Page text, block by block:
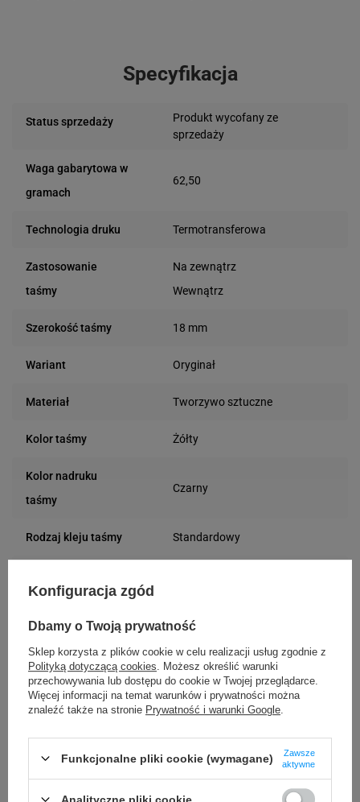
Specyfikacja
Status sprzedaży
Produkt wycofany ze
sprzedaży
Waga gabarytowa w
gramach
62,50
Technologia druku Termotransferowa
Zastosowanie
taśmy
Na zewnątrz
Wewnątrz
Szerokość taśmy 18 mm
Wariant Oryginał
Materiał Tworzywo sztuczne
Kolor taśmy Żółty
Kolor nadruku
taśmy
Czarny
Rodzaj kleju taśmy Standardowy
Kompatybilne urządzenia
EPSON LabelWorks LW-600P EPSON LabelWorks LW-K400VP
EPSON LabelWorks LW-700 EPSON LabelWorks Z5010BE
EPSON LabelWorks Z900FK
Konfiguracja zgód
Dbamy o Twoją prywatność
Sklep korzysta z plików cookie w celu realizacji usług zgodnie z
Polityką dotyczącą cookies . Możesz określić warunki
przechowywania lub dostępu do cookie w Twojej przeglądarce.
Więcej informacji na temat warunków i prywatności można
znaleźć także na stronie Prywatność i warunki Google
Funkcjonalne pliki cookie (wymagane)
Zawsze
aktywne
Analityczne pliki cookie